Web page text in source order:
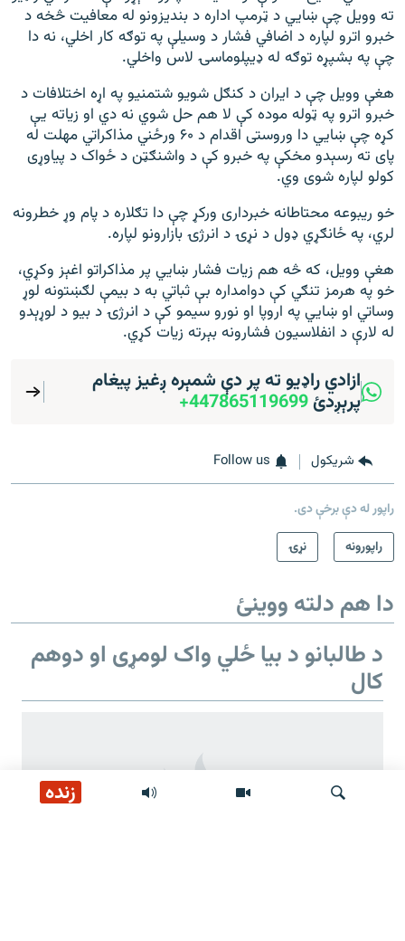
زنده
ته وویل چې ښايي د ټرمپ اداره د بندیزونو له معافیت څخه د
خبرو اترو لپاره د اضافي فشار د وسیلې په توګه کار اخلي، نه دا
چې په بشپړه توګه له ډیپلوماسۍ لاس واخلي.
هغې وویل چې د ایران د کنګل شویو شتمنیو په اړه اختلافات د
خبرو اترو په ټوله موده کې لا هم حل شوي نه دي او زیاته یې
کړه چې ښایي دا وروستی اقدام د ۶۰ ورځني مذاکراتي مهلت له
پای ته رسېدو مخکې په خبرو کې د واشنګټن د ځواک د پیاوړی
کولو لپاره شوی وي.
خو ریبوعه محتاطانه خبرداری ورکړ چې دا تګلاره د پام وړ خطرونه
لري، په ځانګړي ډول د نړۍ د انرژۍ بازارونو لپاره.
هغې وویل، که څه هم زیات فشار ښايي پر مذاکراتو اغېز وکړي،
خو په هرمز تنګي کې دوامداره بې ‌ثباتي به د بیمې لګښتونه لوړ
وساتي او ښايي په اروپا او نورو سیمو کې د انرژۍ د بیو د لوړېدو
له لارې د انفلاسیون فشارونه بېرته زیات کړي.
ازادي راډیو ته پر دې شمېره ږغیز پیغام
پرېږدئ447865119699+
شريکول Follow us
راپور له دې برخې دی.
راپورونه
نړۍ
دا هم دلته ووینئ
د طالبانو د بیا ځلي واک لومړی او دوهم
کال